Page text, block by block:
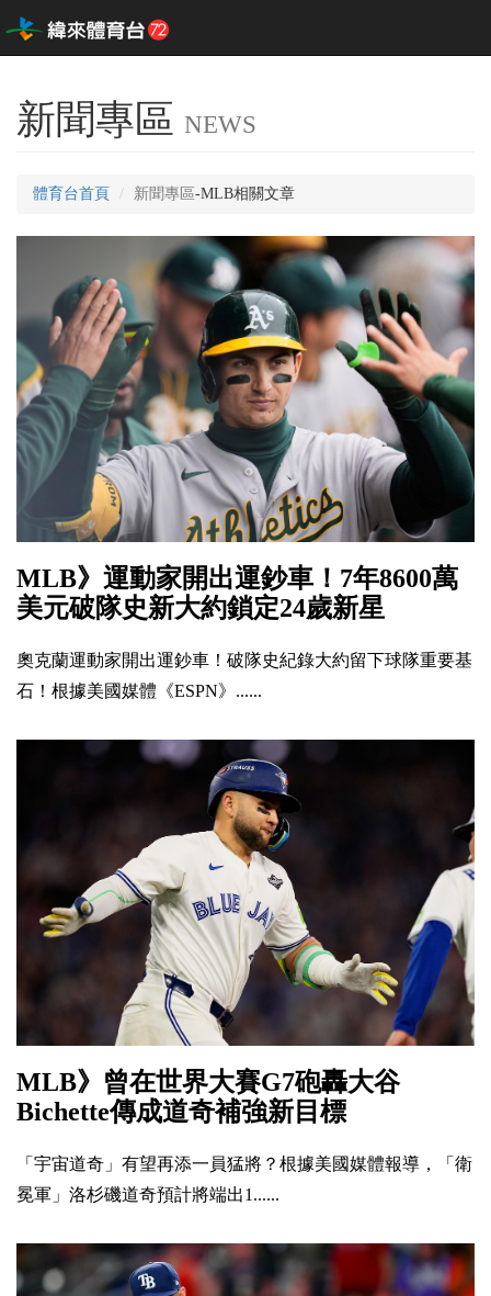
新聞專區 NEWS
體育台首頁 新聞專區-MLB相關文章
MLB》運動家開出運鈔車！7年8600萬
美元破隊史新大約鎖定24歲新星
奧克蘭運動家開出運鈔車！破隊史紀錄大約留下球隊重要基
石！根據美國媒體《ESPN》......
MLB》曾在世界大賽G7砲轟大谷
Bichette傳成道奇補強新目標
「宇宙道奇」有望再添一員猛將？根據美國媒體報導，「衛
冕軍」洛杉磯道奇預計將端出1......